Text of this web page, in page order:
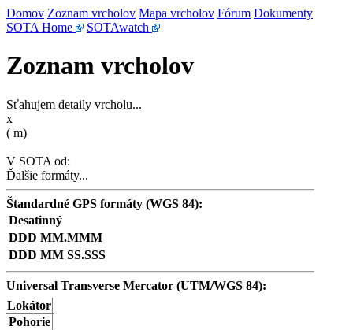
Domov Zoznam vrcholov Mapa vrcholov Fórum Dokumenty
SOTA Home
SOTAwatch
Zoznam vrcholov
Sťahujem detaily vrcholu...
x
( m)
V SOTA od:
Ďalšie formáty...
Štandardné GPS formáty (WGS 84):
Desatinný
DDD MM.MMM
DDD MM SS.SSS
Universal Transverse Mercator (UTM/WGS 84):
Lokátor
Pohorie